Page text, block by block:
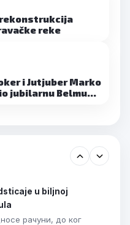
rekonstrukcija
reke
i Jutjuber Marko
jubilarnu Belmu…
u biljnoj
рачуни, до ког